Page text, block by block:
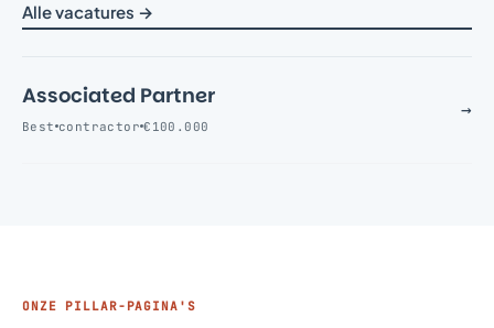
Alle vacatures →
Associated Partner
Best contractor €100.000
→
ONZE PILLAR-PAGINA'S